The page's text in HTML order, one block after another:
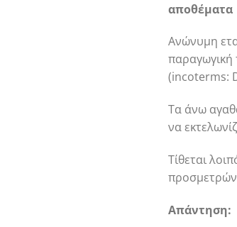
αποθέματα
Ανώνυμη
παραγωγική
(incoterms:
Τα άνω
να
Τίθεται
Απάντηση: